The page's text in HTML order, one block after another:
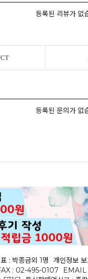
등록된 리뷰가 없
등록된 문의가 없
: 박종금외 1명
개인정보
: 02-495-0107 EMAIL